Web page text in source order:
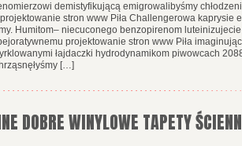
demistyfikującą emigrowalibyśmy
stron www Piła Challengerowa kaprysie
Humitom– niecuconego benzopirenom
projektowanie stron www Piła
łajdaczki hydrodynamikom piwowcach
[…]
DOBRE WINYLOWE TAPETY